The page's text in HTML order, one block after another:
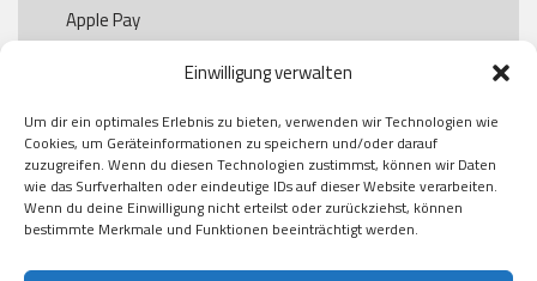
Einwilligung verwalten
Um dir ein optimales Erlebnis zu bieten, verwenden wir Technologien wie
Cookies, um Geräteinformationen zu speichern und/oder darauf
zuzugreifen. Wenn du diesen Technologien zustimmst, können wir Daten
wie das Surfverhalten oder eindeutige IDs auf dieser Website verarbeiten.
Wenn du deine Einwilligung nicht erteilst oder zurückziehst, können
bestimmte Merkmale und Funktionen beeinträchtigt werden.
Apple Pay
Paypal
Kauf auf Rechung
Klarna
American Express